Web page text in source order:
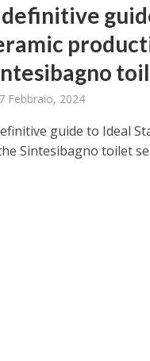
Febbraio, 2024
guide to Ideal
Sintesibagno toilet